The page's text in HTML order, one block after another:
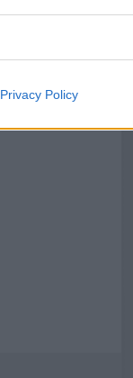
Privacy Policy